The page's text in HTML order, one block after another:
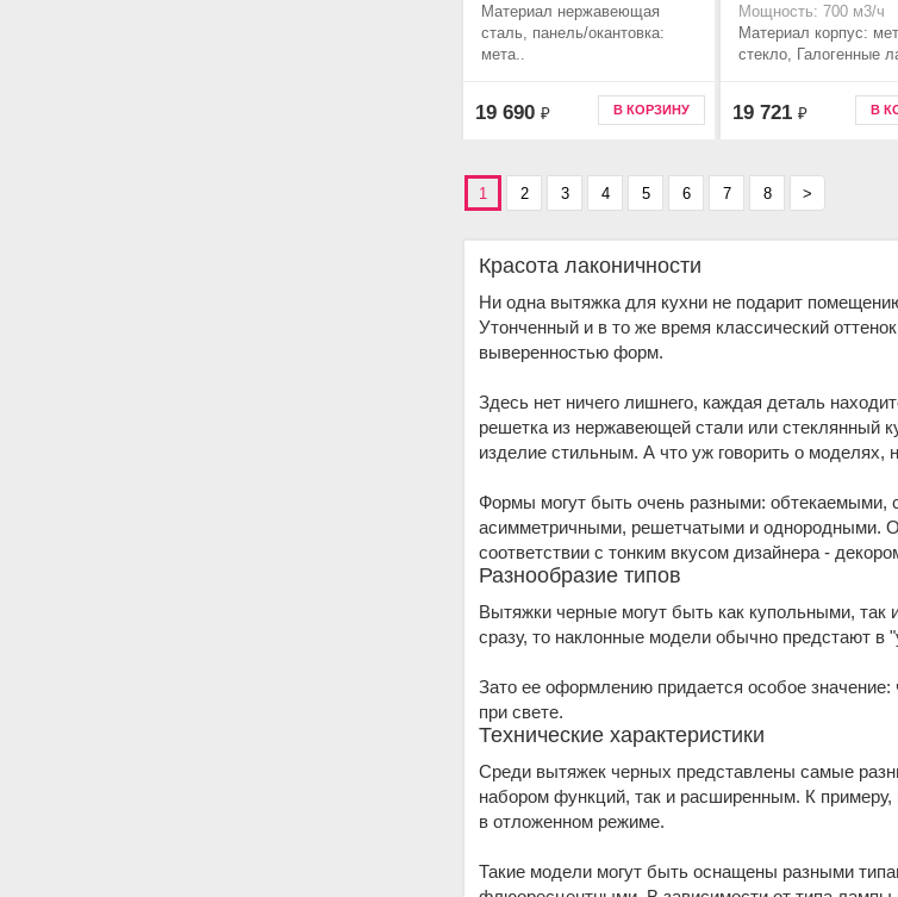
Материал нержавеющая
сталь, панель/окантовка:
мета..
19 690 ₽ В КОРЗИНУ
Мощность: 700 м3/ч
Материал корпус:
стекло, Галогенные
19 721 ₽ В
1 2 3 4 5 6 7 8 >
Красота лаконичности
Ни одна вытяжка для кухни не подарит
Утонченный и в то же время классический
выверенностью форм.
Здесь нет ничего лишнего, каждая деталь
решетка из нержавеющей стали или стеклянный
изделие стильным. А что уж говорить о моделях,
Формы могут быть очень разными: обтекаемыми,
асимметричными, решетчатыми и однородными.
соответствии с тонким вкусом дизайнера -
Разнообразие типов
Вытяжки черные могут быть как купольными,
сразу, то наклонные модели обычно предстают в
Зато ее оформлению придается особое
при свете.
Технические характеристики
Среди вытяжек черных представлены самые
набором функций, так и расширенным. К
в отложенном режиме.
Такие модели могут быть оснащены разными